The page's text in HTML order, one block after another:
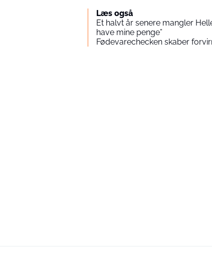
Læs også
Et halvt år senere mangler
have mine penge”
Fødevarechecken skaber